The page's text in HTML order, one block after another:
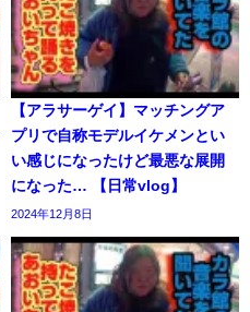
【アラサーゲイ】マッチングア
プリで自称モデルイケメンとい
い感じになったけど最悪な展開
になった… 【日常vlog】
2024年12月8日